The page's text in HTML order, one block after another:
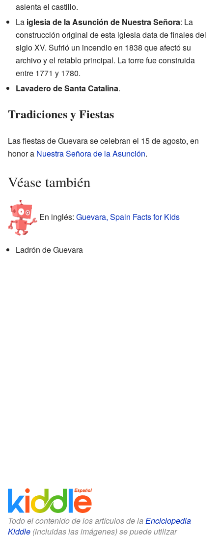
asienta el castillo.
La iglesia de la Asunción de Nuestra Señora: La
construcción original de esta iglesia data de finales del
siglo XV. Sufrió un incendio en 1838 que afectó su
archivo y el retablo principal. La torre fue construida
entre 1771 y 1780.
Lavadero de Santa Catalina.
Tradiciones y Fiestas
Las fiestas de Guevara se celebran el 15 de agosto, en
honor a Nuestra Señora de la Asunción.
Véase también
En inglés: Guevara, Spain Facts for Kids
Ladrón de Guevara
Todo el contenido de los artículos de la Enciclopedia
Kiddle (incluidas las imágenes) se puede utilizar